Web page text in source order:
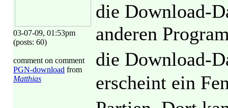
03-07-09, 01:53pm
(posts: 60)
comment on comment
PGN-download from
Matthias
die Download-
anderen
die Download-
erscheint ein